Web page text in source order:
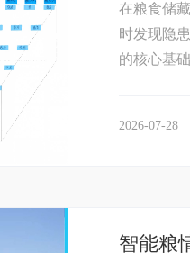
在粮食储
时发现隐
的核心基
2026-07-28
智能粮